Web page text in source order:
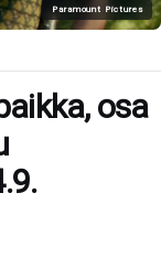
Paramount Pictures
osa